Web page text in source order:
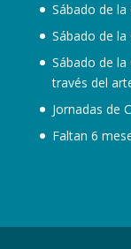
Sábado de la
Sábado de la
Sábado de
través del
Jornadas de
Faltan 6